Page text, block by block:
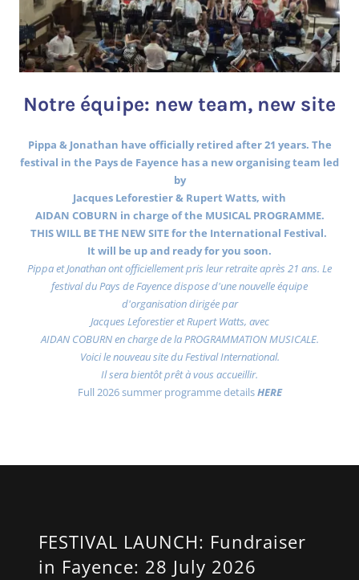
Notre équipe: new team, new site
Pippa & Jonathan have officially retired after 21 years. The
festival in the Pays de Fayence has a new organising team led
by
Jacques Leforestier & Rupert Watts, with
AIDAN COBURN in charge of the MUSICAL PROGRAMME.
THIS WILL BE THE NEW SITE for the International Festival.
It will be up and ready for you soon.
Pippa et Jonathan ont officiellement pris leur retraite après 21 ans. Le
festival du Pays de Fayence dispose d'une nouvelle équipe
d'organisation dirigée par
Jacques Leforestier et Rupert Watts, avec
AIDAN COBURN en charge de la PROGRAMMATION MUSICALE.
Voici le nouveau site du Festival International.
Il sera bientôt prêt à vous accueillir.
Full 2026 summer programme detailsHERE
FESTIVAL LAUNCH: Fundraiser
in Fayence: 28 July 2026